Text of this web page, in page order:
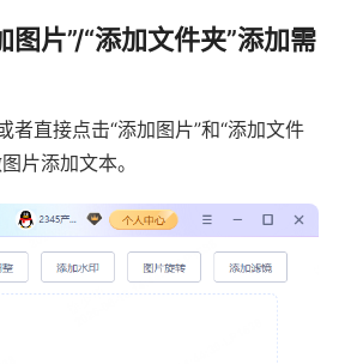
片”/“添加文件夹”添加需
直接点击“添加图片”和“添加文件
片添加文本。